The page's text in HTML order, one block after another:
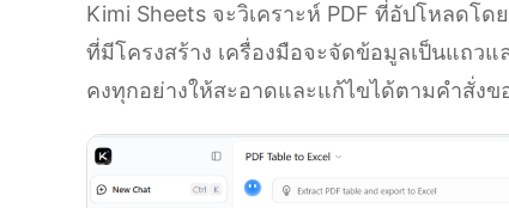
Kimi Sheets จะวิเคราะห์ PDF ที่อัปโหลดโ
ที่มีโครงสร้าง เครื่องมือจะจัดข้อมูลเป็นแถว
คงทุกอย่างให้สะอาดและแก้ไขได้ตามคำสั่ง